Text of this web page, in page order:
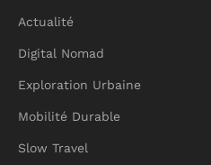
Actualité
Digital Nomad
Exploration Urbaine
Mobilité Durable
Slow Travel